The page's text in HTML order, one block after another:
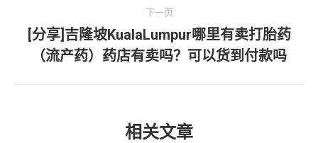
下一页
一
文
[分享]吉隆坡KualaLumpur哪里有卖打胎药
（流产药）药店有卖吗？可以货到付款吗
相关文章